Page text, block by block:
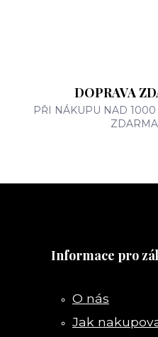
DOPRAVA
PŘI NÁKUPU NAD 1000
ZDARMA
Informace pro
O nás
Jak